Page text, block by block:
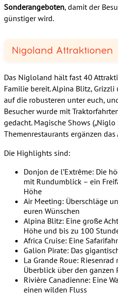
Sonderangeboten, damit der
günstiger wird.
Nigoland Attraktionen
Das Nigloland hält fast 40
Familie bereit. Alpina Blitz,
auf die robusteren unter euch,
Besucher wurde mit
gedacht. Magische Shows
Themenrestaurants ergänzen das
Die Highlights sind:
Donjon de l’Extrême: Die
mit Rundumblick – ein
Höhe
Air Meeting: Überschläge
euren Wünschen
Alpina Blitz: Eine große
Höhe und bis zu 100
Africa Cruise: Eine
Galion Pirate: Das
La Grande Roue:
Überblick über den ganzen
Rivière Canadienne: Eine
einen wilden Fluss